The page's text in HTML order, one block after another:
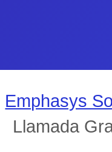
Emphasys
Llamada